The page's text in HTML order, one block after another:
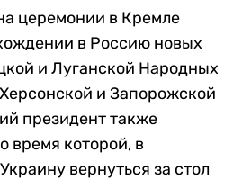
церемонии в Кремле
в Россию новых
и Луганской Народных
и Запорожской
президент также
время которой, в
Украину вернуться за стол